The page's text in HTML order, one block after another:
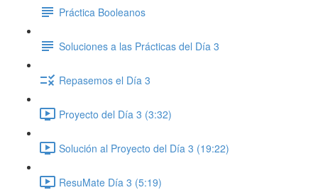
Práctica Booleanos
Soluciones a las Prácticas del Día 3
Repasemos el Día 3
Proyecto del Día 3 (3:32)
Solución al Proyecto del Día 3 (19:22)
ResuMate Día 3 (5:19)